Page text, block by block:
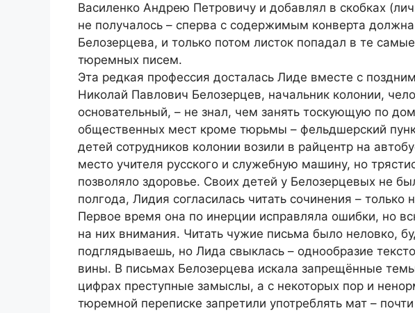
Василенко Андрею Петровичу и добавлял в скобках
не получалось – сперва с содержимым конверта
Белозерцева, и только потом листок попадал в те
тюремных писем.
Эта редкая профессия досталась Лиде вместе с
Николай Павлович Белозерцев, начальник колонии,
основательный, – не знал, чем занять тоскующую по
общественных мест кроме тюрьмы – фельдшерский
детей сотрудников колонии возили в райцентр на
место учителя русского и служебную машину, но
позволяло здоровье. Своих детей у Белозерцевых не
полгода, Лидия согласилась читать сочинения –
Первое время она по инерции исправляла ошибки, но
на них внимания. Читать чужие письма было неловко,
подглядываешь, но Лида свыклась – однообразие
вины. В письмах Белозерцева искала запрещённые
цифрах преступные замыслы, а с некоторых пор и
тюремной переписке запретили употреблять мат –